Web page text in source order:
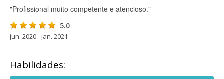
"Profissional muito competente e atencioso."
5.0
jun. 2020 - jan. 2021
Habilidades: